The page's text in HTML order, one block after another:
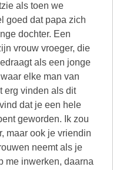
als toen we
goed dat papa zich
dochter. Een
vrouw vroeger, die
als een jonge
elke man van
erg vinden als dit
dat je een hele
geworden. Ik zou
maar ook je vriendin
neemt als je
me inwerken, daarna